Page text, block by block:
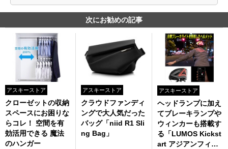
次にお勧めの記事
アスキーストア
クローゼットの収納
スペースにお困りな
らコレ！ 空間を有
効活用できる 魔法
のハンガー
アスキーストア
クラウドファンディ
ングで大人気だった
バッグ「niid R1 Sli
ng Bag」
アスキーストア
ヘッドランプに加え
てブレーキランプや
ウィンカーも搭載す
る「LUMOS Kickst
art アジアンフィッ